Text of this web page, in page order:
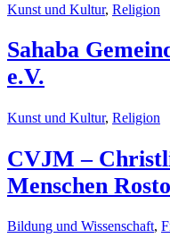
Kunst und Kultur, Religion
Sahaba
e.V.
Kunst und Kultur, Religion
CVJM –
Menschen
Bildung und Wissenschaft,